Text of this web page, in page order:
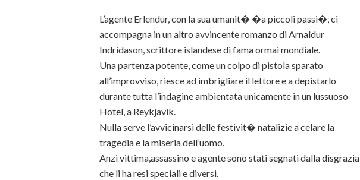
L’agente Erlendur, con la sua umanit� �a piccoli passi�, ci
accompagna in un altro avvincente romanzo di Arnaldur
Indridason, scrittore islandese di fama ormai mondiale.
Una partenza potente, come un colpo di pistola sparato
all’improvviso, riesce ad imbrigliare il lettore e a depistarlo
durante tutta l’indagine ambientata unicamente in un lussuoso
Hotel, a Reykjavik.
Nulla serve l’avvicinarsi delle festivit� natalizie a celare la
tragedia e la miseria dell’uomo.
Anzi vittima,assassino e agente sono stati segnati dalla disgrazia
che li ha resi speciali e diversi.